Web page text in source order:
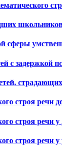
школьников
сферы
с задержкой
строя речи
строя речи у
строя речи